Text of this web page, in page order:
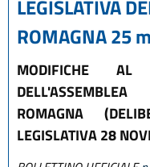
LEGISLATIVA
ROMAGNA 25
MODIFICHE AL
ROMAGNA
LEGISLATIVA 28